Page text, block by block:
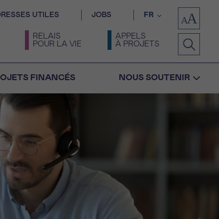
UTILES JOBS FR
RELAIS
POUR LA VIE
APPELS
À PROJETS
FINANCÉS NOUS SOUTENIR
Confirmation